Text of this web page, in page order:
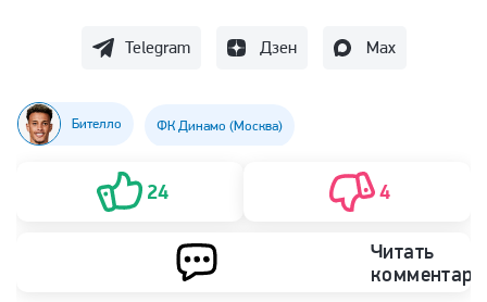
Telegram Дзен Max
Бителло ФК Динамо (Москва)
24 4
Читать